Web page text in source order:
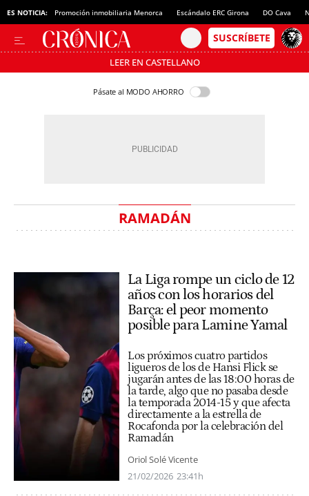
ES NOTICIA: Promoción inmobiliaria Menorca Escándalo ERC Girona DO Cava
LEER EN CASTELLANO
Pásate al MODO AHORRO
RAMADÁN
La Liga rompe un ciclo de 12
años con los horarios del
Barça: el peor momento
posible para Lamine Yamal
Los próximos cuatro partidos
ligueros de los de Hansi Flick se
jugarán antes de las 18:00 horas de
la tarde, algo que no pasaba desde
la temporada 2014-15 y que afecta
directamente a la estrella de
Rocafonda por la celebración del
Ramadán
Oriol Solé Vicente
21/02/2026 23:41h